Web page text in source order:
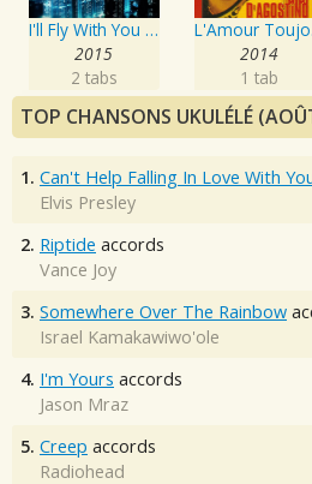
I'll Fly With You (Remix)
2015
2 tabs
2014
1 tab
TOP CHANSONS UKULÉLÉ
1. Can't Help Falling In Love With
Elvis Presley
2. Riptide accords
Vance Joy
3. Somewhere Over The Rainbow
Israel Kamakawiwo'ole
4. I'm Yours accords
Jason Mraz
5. Creep accords
Radiohead